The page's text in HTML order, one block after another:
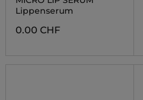
Lippenserum
0.00 CHF